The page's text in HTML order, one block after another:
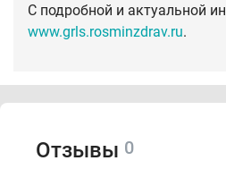
С подробной и актуальной
www.grls.rosminzdrav.ru.
Отзывы 0